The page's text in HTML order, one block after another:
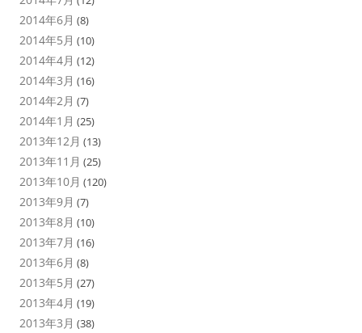
2014年6月 (8)
2014年5月 (10)
2014年4月 (12)
2014年3月 (16)
2014年2月 (7)
2014年1月 (25)
2013年12月 (13)
2013年11月 (25)
2013年10月 (120)
2013年9月 (7)
2013年8月 (10)
2013年7月 (16)
2013年6月 (8)
2013年5月 (27)
2013年4月 (19)
2013年3月 (38)